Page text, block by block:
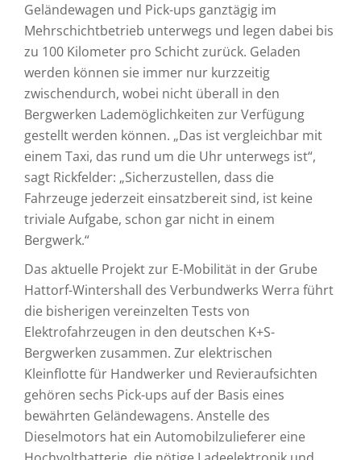
Geländewagen und Pick-ups ganztägig im
Mehrschichtbetrieb unterwegs und legen dabei bis
zu 100 Kilometer pro Schicht zurück. Geladen
werden können sie immer nur kurzzeitig
zwischendurch, wobei nicht überall in den
Bergwerken Lademöglichkeiten zur Verfügung
gestellt werden können. „Das ist vergleichbar mit
einem Taxi, das rund um die Uhr unterwegs ist“,
sagt Rickfelder: „Sicherzustellen, dass die
Fahrzeuge jederzeit einsatzbereit sind, ist keine
triviale Aufgabe, schon gar nicht in einem
Bergwerk.“
Das aktuelle Projekt zur E-Mobilität in der Grube
Hattorf-Wintershall des Verbundwerks Werra führt
die bisherigen vereinzelten Tests von
Elektrofahrzeugen in den deutschen K+S-
Bergwerken zusammen. Zur elektrischen
Kleinflotte für Handwerker und Revieraufsichten
gehören sechs Pick-ups auf der Basis eines
bewährten Geländewagens. Anstelle des
Dieselmotors hat ein Automobilzulieferer eine